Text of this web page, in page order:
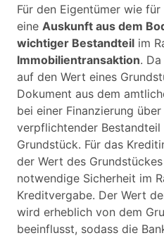
Für den Eigentümer wie
eine Auskunft aus dem
wichtiger Bestandteil im
Immobilientransaktion.
auf den Wert eines
Dokument aus dem
bei einer Finanzierung
verpflichtender
Grundstück. Für das
der Wert des
notwendige Sicherheit im
Kreditvergabe. Der Wert
wird erheblich von dem
beeinflusst, sodass die